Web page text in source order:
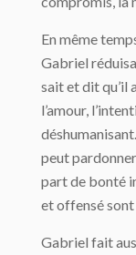
En même
Gabriel
sait et dit qu’il
l’amour,
peut
part de bonté
et offensé sont
Gabriel fait